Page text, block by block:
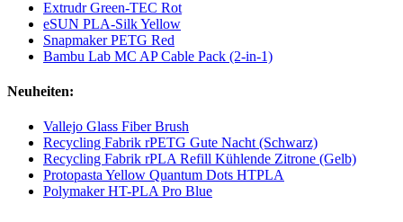
Extrudr Green-TEC Rot
eSUN PLA-Silk Yellow
Snapmaker PETG Red
Bambu Lab MC AP Cable Pack (2-in-1)
Neuheiten:
Vallejo Glass Fiber Brush
Recycling Fabrik rPETG Gute Nacht (Schwarz)
Recycling Fabrik rPLA Refill Kühlende Zitrone (Gelb)
Protopasta Yellow Quantum Dots HTPLA
Polymaker HT-PLA Pro Blue